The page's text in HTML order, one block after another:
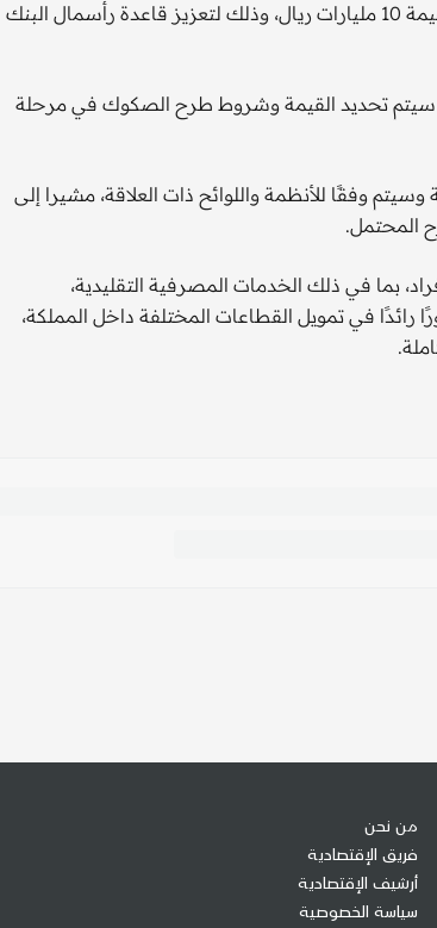
السعودية بموجب برنامجه لصكوك رأسمال إضافي من الشريحة الأولى بقيمة 10 مليارات ريال، وذلك لتعزيز قاعدة رأسمال البنك
على "تداول" اليوم، أنه سيتم تحديد القيمة وشروط طرح الصكوك في مرحلة
وفقًا للأنظمة واللوائح ذات العلاقة، مشيرا إلى
المحتمل.
بما في ذلك الخدمات المصرفية التقليدية،
رائدًا في تمويل القطاعات المختلفة داخل المملكة،
من نحن
فريق الإقتصادية
أرشيف الإقتصادية
سياسة الخصوصية